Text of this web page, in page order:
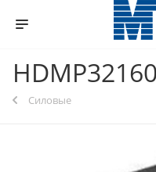
Силовые